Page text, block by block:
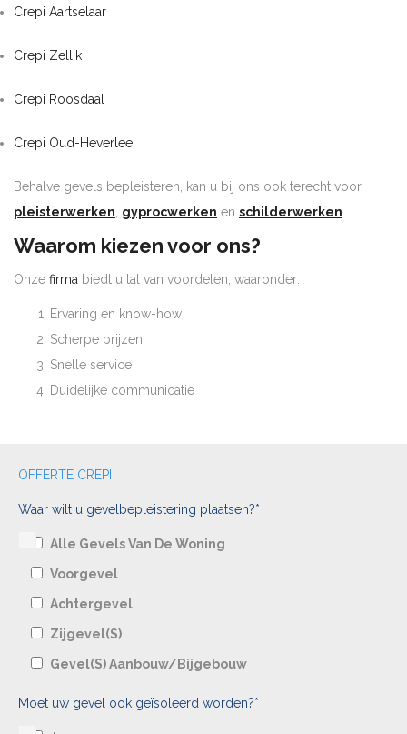
Crepi Aartselaar
Crepi Zellik
Crepi Roosdaal
Crepi Oud-Heverlee
Behalve gevels bepleisteren, kan u bij ons ook terecht voor
pleisterwerken, gyprocwerken en schilderwerken.
Waarom kiezen voor ons?
Onze firma biedt u tal van voordelen, waaronder:
Ervaring en know-how
Scherpe prijzen
Snelle service
Duidelijke communicatie
OFFERTE CREPI
Waar wilt u gevelbepleistering plaatsen?*
Alle Gevels Van De Woning
Voorgevel
Achtergevel
Zijgevel(s)
Gevel(s) Aanbouw/bijgebouw
Moet uw gevel ook geïsoleerd worden?*